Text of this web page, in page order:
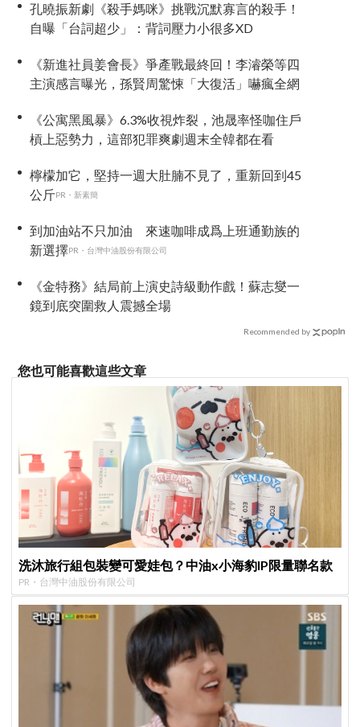
孔曉振新劇《殺手媽咪》挑戰沉默寡言的殺手！
自曝「台詞超少」：背詞壓力小很多XD
《新進社員姜會長》爭產戰最終回！李濬榮等四
主演感言曝光，孫賢周驚悚「大復活」嚇瘋全網
《公寓黑風暴》6.3%收視炸裂，池晟率怪咖住戶
槓上惡勢力，這部犯罪爽劇週末全韓都在看
檸檬加它，堅持一週大肚腩不見了，重新回到45
公斤PR・新素簡
到加油站不只加油 來速咖啡成爲上班通勤族的
新選擇PR・台灣中油股份有限公司
《金特務》結局前上演史詩級動作戲！蘇志燮一
鏡到底突圍救人震撼全場
Recommended by
您也可能喜歡這些文章
洗沐旅行組包裝變可愛娃包？中油x小海豹IP限量聯名款
PR・台灣中油股份有限公司